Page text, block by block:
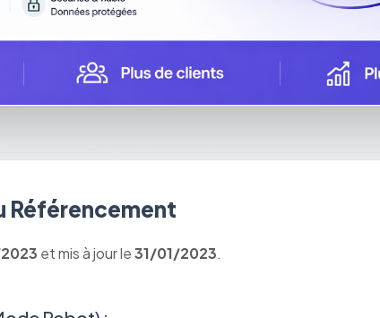
Référencement
et mis à jour le31/01/2023.